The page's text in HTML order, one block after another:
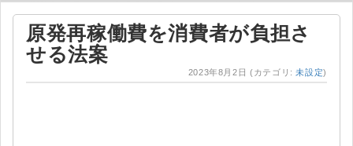
原発再稼働費を消費者が負担さ
せる法案
2023年8月2日 (カテゴリ:未設定)